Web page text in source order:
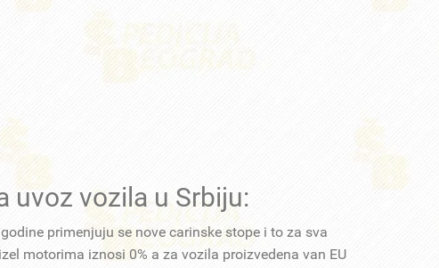
uvoz vozila u Srbiju:
primenjuju se nove carinske stope i to za sva
motorima iznosi 0% a za vozila proizvedena van EU